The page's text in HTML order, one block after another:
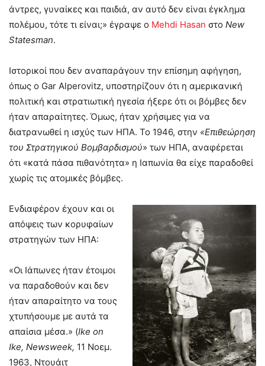
άντρες, γυναίκες και παιδιά, αν αυτό δεν είναι έγκλημα
πολέμου, τότε τι είναι;» έγραψε ο Mehdi Hasan στο New
Statesman.
Ιστορικοί που δεν αναπαράγουν την επίσημη αφήγηση,
όπως ο Gar Alperovitz, υποστηρίζουν ότι η αμερικανική
πολιτική και στρατιωτική ηγεσία ήξερε ότι οι βόμβες δεν
ήταν απαραίτητες. Όμως, ήταν χρήσιμες για να
διατρανωθεί η ισχύς των ΗΠΑ. Το 1946, στην «Επιθεώρηση
του Στρατηγικού Βομβαρδισμού» των ΗΠΑ, αναφέρεται
ότι «κατά πάσα πιθανότητα» η Ιαπωνία θα είχε παραδοθεί
χωρίς τις ατομικές βόμβες.
Ενδιαφέρον έχουν και οι
απόψεις των κορυφαίων
στρατηγών των ΗΠΑ:
«Οι Ιάπωνες ήταν έτοιμοι
να παραδοθούν και δεν
ήταν απαραίτητο να τους
χτυπήσουμε με αυτά τα
απαίσια μέσα.» (Ike on
Ike, Newsweek, 11 Νοεμ.
1963, Ντουάιτ